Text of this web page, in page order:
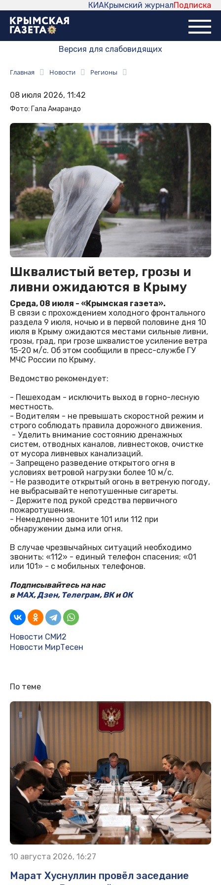
Подписка
Крымский журнал
КИА
Версия для слабовидящих
Главная Новости Регионы
08 июля 2026, 11:42
Фото: Гала Амарандо
Шквалистый ветер, грозы и
ливни ожидаются в Крыму
Среда, 08 июля - «Крымская газета».
В связи с прохождением холодного фронтального
раздела 9 июля, ночью и в первой половине дня 10
июля в Крыму ожидаются местами сильные ливни,
грозы, град, при грозе шквалистое усиление ветра
15-20 м/с. Об этом сообщили в пресс-службе ГУ
МЧС России по Крыму.
Ведомство рекомендует:
- Пешеходам - исключить выход в горно-лесную
местность.
- Водителям - не превышать скоростной режим и
строго соблюдать правила дорожного движения.
- Уделить внимание состоянию дренажных
систем, отводных каналов, ливнестоков, очистке
от мусора ливневых канализаций.
- Запрещено разведение открытого огня в
условиях ветровой нагрузки более 10 м/с.
- Не разводите открытый огонь в ветреную погоду,
не выбрасывайте непотушенные сигареты.
- Держите под рукой средства первичного
пожаротушения.
- Немедленно звоните 101 или 112 при
обнаружении дыма или огня.
В случае чрезвычайных ситуаций необходимо
звонить: «112» - единый телефон спасения; «01
или 101» - с мобильных телефонов.
Подписывайтесь на нас
вMAX,Дзен, Телеграм,ВКиОК
Новости СМИ2
Новости МирТесен
По теме
10 августа 2026, 16:27
Марат Хуснуллин провёл заседание